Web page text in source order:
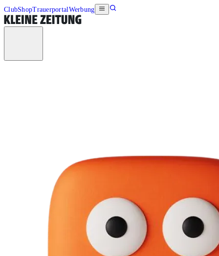
ClubShopTrauerportalWerbung